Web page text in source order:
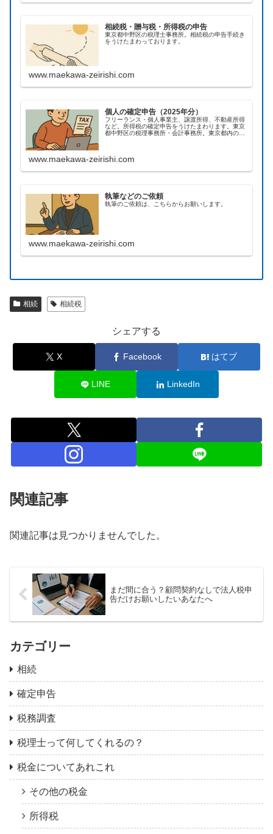
相続税・贈与税・所得税の申告
東京都中野区の税理士事務所。相続税の申告手続き
をうけたまわっております。
www.maekawa-zeirishi.com
個人の確定申告（2025年分）
フリーランス・個人事業主、譲渡所得、不動産所得
など。所得税の確定申告をうけたまわります。東京
都中野区の税理事務所・会計事務所。東京都内のほ
www.maekawa-zeirishi.com
執筆などのご依頼
執筆のご依頼は、こちらからお願いします。
www.maekawa-zeirishi.com
相続 相続税
シェアする
X Facebook はてブ
LINE LinkedIn
関連記事
関連記事は見つかりませんでした。
まだ間に合う？顧問契約なしで法人税申
告だけお願いしたいあなたへ
カテゴリー
相続
確定申告
税務調査
税理士って何してくれるの？
税金についてあれこれ
その他の税金
所得税